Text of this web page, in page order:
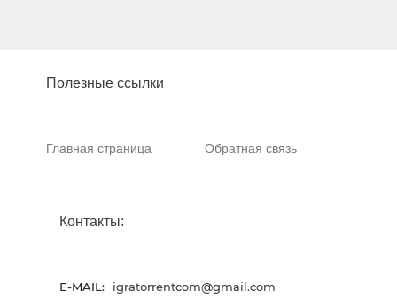
Полезные ссылки
Главная страница Обратная связь
Контакты:
E-MAIL: igratorrentcom@gmail.com